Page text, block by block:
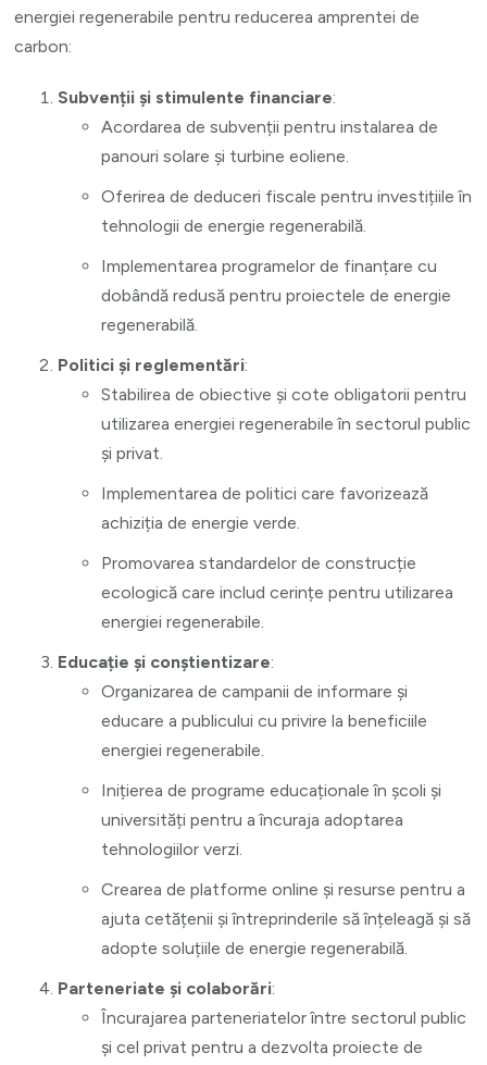
energiei regenerabile pentru reducerea amprentei de
carbon:
Subvenții și stimulente financiare:
Acordarea de subvenții pentru instalarea de
panouri solare și turbine eoliene.
Oferirea de deduceri fiscale pentru investițiile în
tehnologii de energie regenerabilă.
Implementarea programelor de finanțare cu
dobândă redusă pentru proiectele de energie
regenerabilă.
Politici și reglementări:
Stabilirea de obiective și cote obligatorii pentru
utilizarea energiei regenerabile în sectorul public
și privat.
Implementarea de politici care favorizează
achiziția de energie verde.
Promovarea standardelor de construcție
ecologică care includ cerințe pentru utilizarea
energiei regenerabile.
Educație și conștientizare:
Organizarea de campanii de informare și
educare a publicului cu privire la beneficiile
energiei regenerabile.
Inițierea de programe educaționale în școli și
universități pentru a încuraja adoptarea
tehnologiilor verzi.
Crearea de platforme online și resurse pentru a
ajuta cetățenii și întreprinderile să înțeleagă și să
adopte soluțiile de energie regenerabilă.
Parteneriate și colaborări:
Încurajarea parteneriatelor între sectorul public
și cel privat pentru a dezvolta proiecte de